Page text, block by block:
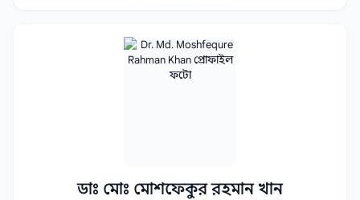
ডাঃ মোঃ মোশফেকুর রহমান খান